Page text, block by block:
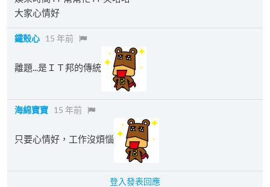
大家心情好
鐵殼心 15 年前
離題...是ＩＴ邦的傳統
海綿寶寶 15 年前
只要心情好，工作沒煩惱
登入發表回應